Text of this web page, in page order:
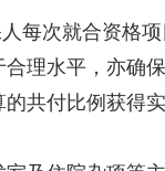
每次就合资格
理水平，亦确
共付比例获得